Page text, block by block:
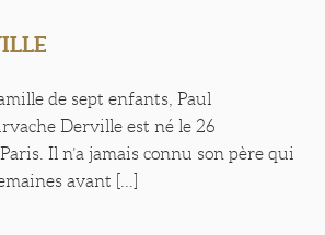
de sept enfants, Paul
Derville est né le 26
Il n’a jamais connu son père qui
avant [...]